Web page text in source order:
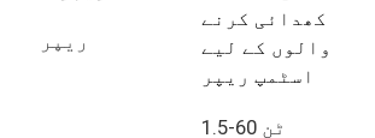
ریپر
1.5-60 ٹن